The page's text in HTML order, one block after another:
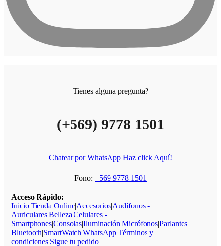
Tienes alguna pregunta?
(+569) 9778 1501
Chatear por WhatsApp Haz click Aquí!
Fono: +569 9778 1501
Acceso Rápido:
Inicio|Tienda Online|Accesorios|Audífonos -
Auriculares|Belleza|Celulares -
Smartphones|Consolas|Iluminación|Micrófonos|Parlantes
Bluetooth|SmartWatch|WhatsApp|Términos y
condiciones|Sigue tu pedido